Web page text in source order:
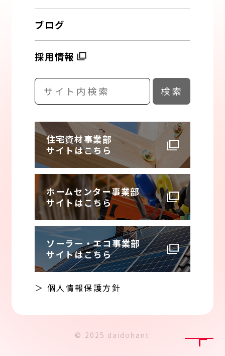
ブログ
採用情報
住宅資材事業部
サイトはこちら
ホームセンター事業部
サイトはこちら
ソーラー・エコ事業部
サイトはこちら
＞ 個人情報保護方針
© 2025 daidohant